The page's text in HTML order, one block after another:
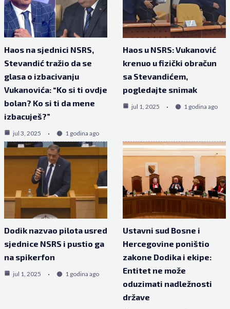
Haos na sjednici NSRS,
Stevandić tražio da se
glasa o izbacivanju
Vukanovića: “Ko si ti ovdje
bolan? Ko si ti da mene
izbacuješ?”
jul 3, 2025 1 godina ago
Haos u NSRS: Vukanović
krenuo u fizički obračun
sa Stevandićem,
pogledajte snimak
jul 1, 2025 1 godina ago
Dodik nazvao pilota usred
sjednice NSRS i pustio ga
na spikerfon
jul 1, 2025 1 godina ago
Ustavni sud Bosne i
Hercegovine poništio
zakone Dodika i ekipe:
Entitet ne može
oduzimati nadležnosti
države